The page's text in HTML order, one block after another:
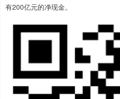
有200亿元的净现金。